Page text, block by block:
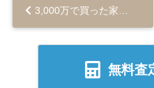
無料査